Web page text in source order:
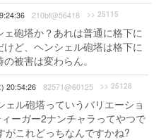
210bf@56418 >> 25115
砲塔か？あれは普通に格下に
ど、ヘンシェル砲塔は格下に
被害は変わらん。
20:54:26 82571@60125 >> 25128
ェル砲塔っていうバリエーショ
ーガー2ナンチャラってやつで
がこれどっちなんですかね?